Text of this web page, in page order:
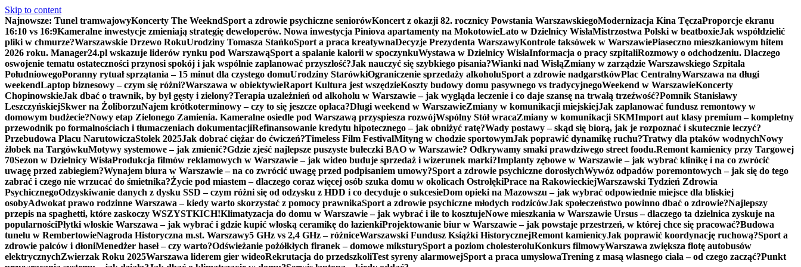
Skip to content
Najnowsze: Tunel tramwajowyKoncerty The WeekndSport a zdrowie psychiczne seniorówKoncert z okazji 82. rocznicy Powstania WarszawskiegoModernizacja Kina TęczaProporcje ekranu
16:10 vs 16:9Kameralne inwestycje zmieniają strategię deweloperów. Nowa inwestycja Piniova apartamenty na MokotowieLato w Dzielnicy WisłaMistrzostwa Polski w beatboxieJak współdzielić
pliki w chmurze?Warszawskie Drzewo RokuUrodziny Tomasza StańkoSport a praca kreatywnaDecyzje Prezydenta WarszawyKontrole taksówek w WarszawiePiaseczno mieszkaniowym hitem
2026 roku. Manager24.pl wskazuje liderów rynku pod WarszawąSport a spalanie kalorii w spoczynkuWystawa w Dzielnicy WisłaInformacja o pracy szpitaliRozmowy o odchodzeniu. Dlaczego
oswojenie tematu ostateczności przynosi spokój i jak wspólnie zaplanować przyszłość?Jak nauczyć się szybkiego pisania?Wianki nad WisłąZmiany w zarządzie Warszawskiego Szpitala
PołudniowegoPoranny rytuał sprzątania – 15 minut dla czystego domuUrodziny StarówkiOgraniczenie sprzedaży alkoholuSport a zdrowie nadgarstkówPlac CentralnyWarszawa na długi
weekendLaptop biznesowy – czym się różni?Warszawa w obiektywieRaport Kultura jest wszędzieKoszty budowy domu pasywnego vs tradycyjnegoWeekend w WarszawieKoncerty
ChopinowskieJak dbać o trawnik, by był gęsty i zielony?Terapia uzależnień od alkoholu w Warszawie – jak wygląda leczenie i co daje szansę na trwałą trzeźwość?Pomnik Stanisławy
LeszczyńskiejSkwer na ŻoliborzuNajem krótkoterminowy – czy to się jeszcze opłaca?Długi weekend w WarszawieZmiany w komunikacji miejskiejJak zaplanować fundusz remontowy w
domowym budżecie?Nowy etap Zielonego Zamienia. Kameralne osiedle pod Warszawą przyspiesza rozwójWspólny Stół wracaZmiany w komunikacji SKMImport aut klasy premium – kompletny
przewodnik po formalnościach i tłumaczeniach dokumentacjiRefinansowanie kredytu hipotecznego – jak obniżyć ratę?Wady postawy – skąd się biorą, jak je rozpoznać i skutecznie leczyć?
Przebudowa Placu NarutowiczaStołek 2025Jak dobrać ciężar do ćwiczeń?Timeless Film FestivalMityng w chodzie sportowymJak poprawić dynamikę ruchu?Tratwy dla ptaków wodnychNowy
żłobek na TargówkuMotywy systemowe – jak zmienić?Gdzie zjeść najlepsze puszyste bułeczki BAO w Warszawie? Odkrywamy smaki prawdziwego street foodu.Remont kamienicy przy Targowej
70Sezon w Dzielnicy WisłaProdukcja filmów reklamowych w Warszawie – jak wideo buduje sprzedaż i wizerunek marki?Implanty zębowe w Warszawie – jak wybrać klinikę i na co zwrócić
uwagę przed zabiegiem?Wynajem biura w Warszawie – na co zwrócić uwagę przed podpisaniem umowy?Sport a zdrowie psychiczne dorosłychWywóz odpadów poremontowych – jak się do tego
zabrać i czego nie wrzucać do śmietnika?Życie pod miastem – dlaczego coraz więcej osób szuka domu w okolicach OstrołękiPrace na RakowieckiejWarszawski Tydzień Zdrowia
PsychicznegoOdzyskiwanie danych z dysku SSD – czym różni się od odzysku z HDD i co decyduje o sukcesieDom opieki na Mazowszu – jak wybrać odpowiednie miejsce dla bliskiej
osobyAdwokat prawo rodzinne Warszawa – kiedy warto skorzystać z pomocy prawnikaSport a zdrowie psychiczne młodych rodzicówJak społeczeństwo powinno dbać o zdrowie?Najlepszy
przepis na spaghetti, które zaskoczy WSZYSTKICH!Klimatyzacja do domu w Warszawie – jak wybrać i ile to kosztujeNowe mieszkania w Warszawie Ursus – dlaczego ta dzielnica zyskuje na
popularnościPłytki włoskie Warszawa – jak wybrać i gdzie kupić włoską ceramikę do łazienkiProjektowanie biur w Warszawie – jak powstaje przestrzeń, w której chce się pracować?Budowa
tunelu w RembertowieNagroda Historyczna m.st. Warszawy5 GHz vs 2,4 GHz – różniceWarszawski Fundusz Książki HistorycznejRemont kamienicyJak poprawić koordynację ruchową?Sport a
zdrowie palców i dłoniMenedżer haseł – czy warto?Odświeżanie pożółkłych firanek – domowe miksturySport a poziom cholesteroluKonkurs filmowyWarszawa zwiększa flotę autobusów
elektrycznychZwierzak Roku 2025Warszawa liderem gier wideoRekrutacja do przedszkoliTest syreny alarmowejSport a praca umysłowaTrening z masą własnego ciała – od czego zacząć?Punkt